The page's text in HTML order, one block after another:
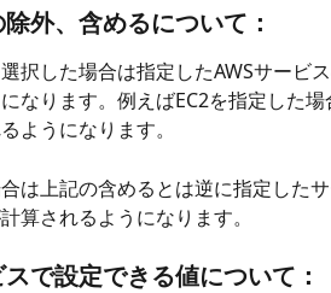
外、含めるについて：
選択した場合は指定したAWSサービ
なります。例えばEC2を指定した
ようになります。
合は上記の含めるとは逆に指定した
算されるようになります。
で設定できる値について：